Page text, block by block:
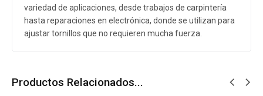
variedad de aplicaciones, desde trabajos de carpintería
hasta reparaciones en electrónica, donde se utilizan para
ajustar tornillos que no requieren mucha fuerza.
Productos Relacionados...